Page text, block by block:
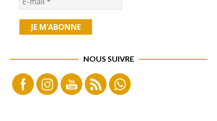
NOUS SUIVRE